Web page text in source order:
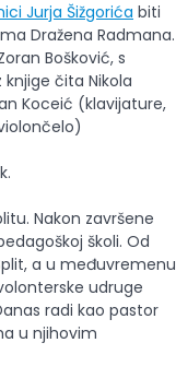
Jurja Šižgorića biti
Dražena Radmana.
Bošković, s
čita Nikola
Koceić (klavijature,
Nakon završene
školi. Od
a u međuvremenu
udruge
radi kao pastor
u njihovim